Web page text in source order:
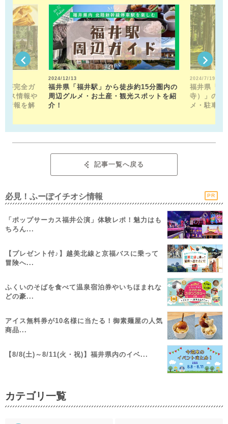
が完全ガ
ス情報や
情報を解
2024/12/13
福井県「福井駅」から徒歩約15分圏内の
周辺グルメ・お土産・観光スポットを紹
介！
2024/7/19
福井県「平
寺）」の見
メ・駐車
記事一覧へ戻る
必見！ふーぽイチオシ情報 PR
「ポップサーカス福井公演」体験レポ！魅力はも
ちろん...
【プレゼント付♪】越美北線と京福バスに乗って
冒険へ...
ふくいのそばを食べて温泉宿泊券やいちほまれな
どの豪...
アイス無料券が10名様に当たる！御素麺屋の人気
商品...
【8/8(土)～8/11(火・祝)】福井県内のイベ...
カテゴリ一覧